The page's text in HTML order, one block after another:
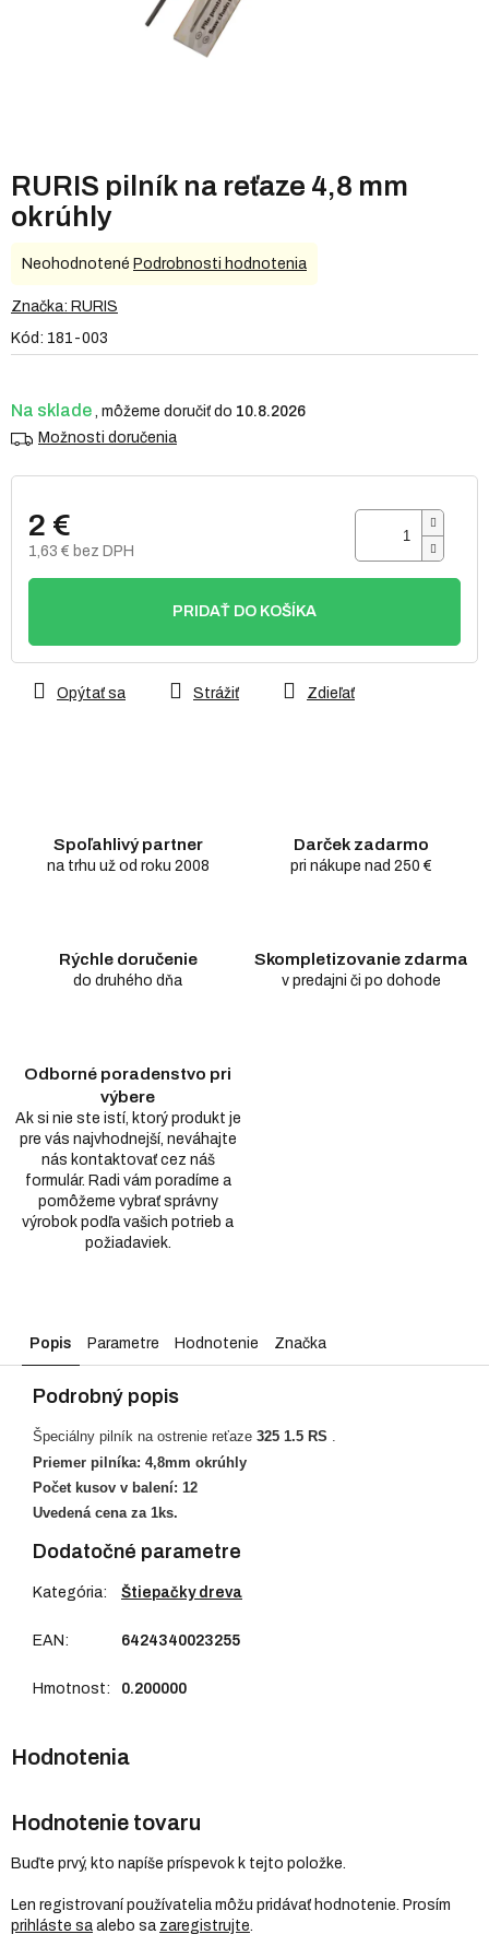
RURIS pilník na reťaze 4,8 mm
okrúhly
Kód: 181-003
Na sklade
10.8.2026
Možnosti doručenia
2 €
1,63 € bez DPH
Jednotková
PRIDAŤ DO KOŠÍKA
Opýtať sa Strážiť Zdieľať
Spoľahlivý partner
na trhu už od roku 2008
Darček zadarmo
pri nákupe nad 250 €
Rýchle doručenie
do druhého dňa
Skompletizovanie zdarma
v predajni či po dohode
Odborné poradenstvo pri
výbere
Ak si nie ste istí, ktorý produkt je
pre vás najvhodnejší, neváhajte
nás kontaktovať cez náš
formulár. Radi vám poradíme a
pomôžeme vybrať správny
výrobok podľa vašich potrieb a
požiadaviek.
Priemerné
produktu
0,0
hviezdičiek.
Neohodnotené Podrobnosti hodnotenia
Značka: RURIS
Popis Parametre Hodnotenie Značka
Podrobný popis
Špeciálny pilník na ostrenie reťaze 325 1.5 RS .
Priemer pilníka: 4,8mm okrúhly
Počet kusov v balení: 12
Uvedená cena za 1ks.
Dodatočné parametre
Kategória: Štiepačky dreva
EAN : 6424340023255
Hmotnost: 0.200000
Hodnotenie tovaru
Buďte prvý, kto napíše príspevok k tejto položke.
Len registrovaní používatelia môžu pridávať hodnotenie. Prosím
prihláste sa alebo sa zaregistrujte